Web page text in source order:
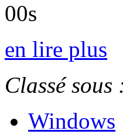
00s
en lire plus
Classé sous
Windows